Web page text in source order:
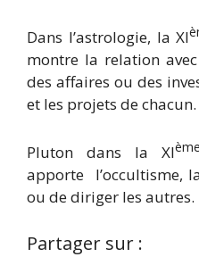
Dans l’astrologie, la XI
montre la relation
des affaires ou des
et les projets de chacun.
Pluton dans la XIème
apporte l’occultisme,
ou de diriger les autres.
Partager sur :